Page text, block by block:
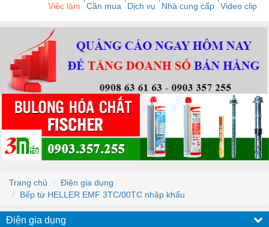
Việc làm Cần mua Dịch vụ Nhà cung cấp Video clip
Trang chủ
Điện gia dụng
Bếp từ HELLER EMF 3TC/00TC nhập khẩu
Điện gia dụng